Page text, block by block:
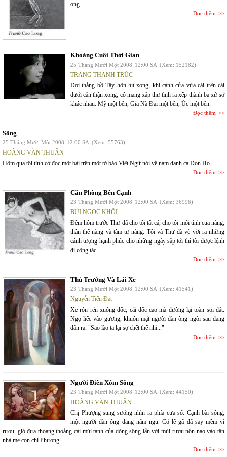
ong.
Đọc thêm
Khoảng Cuối Thời Gian
25 Tháng Mười Một 2008 12:00 SA (Xem: 152182)
TRANG THANH TRÚC
Đợi thằng bồ Tây hôn hít xong, khi cánh cửa vừa cài trên cài
dưới cẩn thận xong, cô mang xấp thư tình ra xếp thành ba xứ sở
khác nhau: Mỹ một bên, Gia Nã Đại một bên, Úc một bên.
Đọc thêm
Sống
25 Tháng Mười Một 2008 12:00 SA (Xem: 55763)
HOÀNG VĂN THUẤN
Hôm qua tôi tình cờ đọc một bài trên một tờ báo Việt Ngữ nói về nam danh ca Don Ho.
Đọc thêm
Căn Phòng Bên Cạnh
23 Tháng Mười Một 2008 12:00 SA (Xem: 36996)
BÙI NGỌC KHÔI
Đêm hôm trước Thư đã cho tôi tất cả, cho tôi mối tình của nàng,
thân thể nàng và tâm tư nàng. Tôi và Thư đã vẽ vời ra những
cảnh tượng hạnh phúc cho những ngày sắp tới thì tôi được lệnh
đi công tác.
Đọc thêm
Thủ Trưởng Và Lái Xe
23 Tháng Mười Một 2008 12:00 SA (Xem: 41541)
Nguyễn Tiến Đạt
Xe rón rén xuống dốc, cái dốc cao mà đường lại toàn sỏi đất.
Ngọ liếc vào gương, khuôn mặt người đàn ông ngồi sau đang
dãn ra. "Sao lão ta lại sợ chết thế nhỉ..."
Đọc thêm
Người Điên Xóm Sông
23 Tháng Mười Một 2008 12:00 SA (Xem: 44150)
HOÀNG VĂN THUẤN
Chị Phượng sung sướng nhìn ra phía cửa sổ. Cạnh bãi sông,
một người đàn ông đang nằm ngủ. Có lẽ gã đã say mềm vì
rượu. gió đưa thoang thoảng cái mùi tanh của dòng sông lẫn với mùi rượu nôn nao vào tận
nhà mẹ con chị Phượng.
Đọc thêm